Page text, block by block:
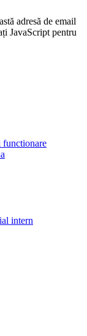
adresă de email
JavaScript pentru
functionare
intern